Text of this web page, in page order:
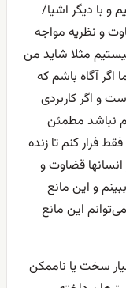
و با دیگر اشیا/
و نظریه مواجه
مثلا شاید من
اگر آگاه باشم که
و اگر کاربردی
نباشد مطمئن
فرار کنم تا زنده
انسانها قضاوت و
و این مانع
این مانع
سخت یا ناممکن